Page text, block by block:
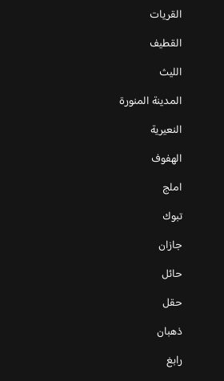
القريات
القطيف
الليث
المدينة المنورة
النعيرية
الهفوف
املج
تبوك
جازان
حائل
حقل
ذهبان
رابغ